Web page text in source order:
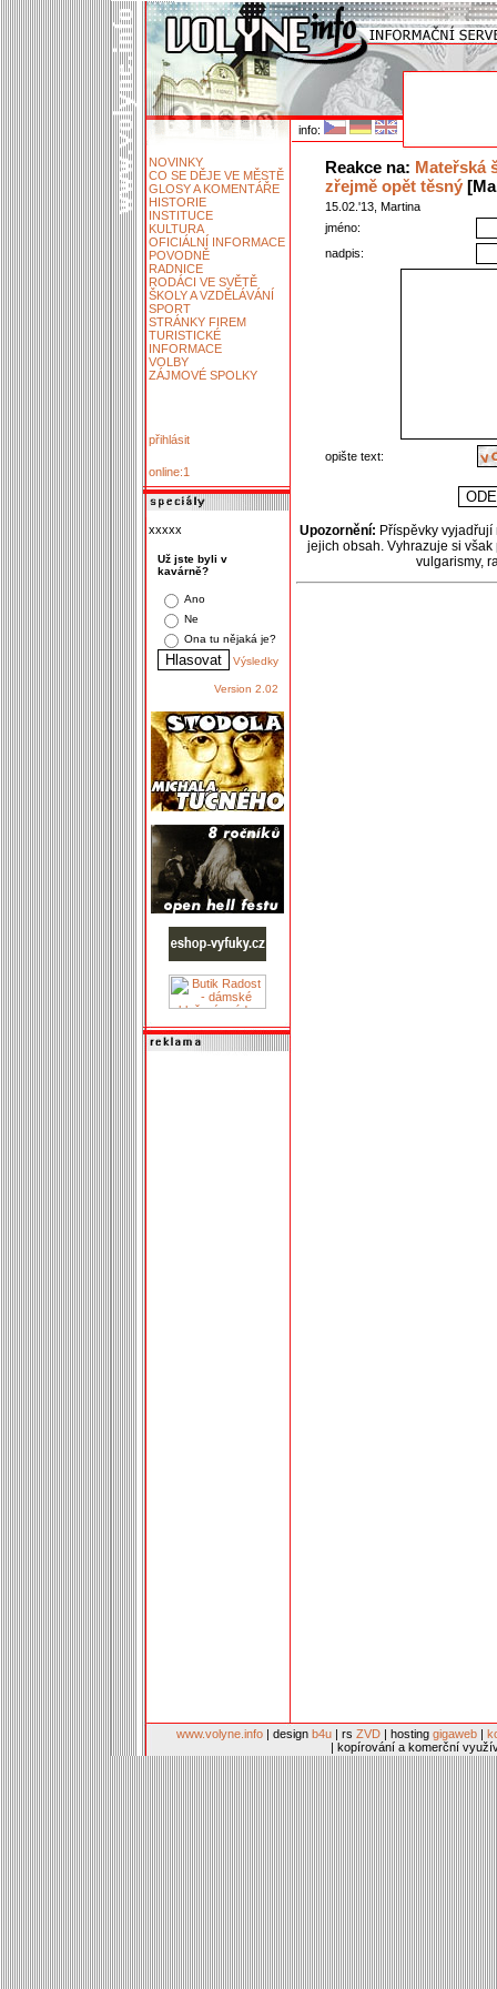
info:
NOVINKY
CO SE DĚJE VE MĚSTĚ
GLOSY A KOMENTÁŘE
HISTORIE
INSTITUCE
KULTURA
OFICIÁLNÍ INFORMACE
POVODNĚ
RADNICE
RODÁCI VE SVĚTĚ
ŠKOLY A VZDĚLÁVÁNÍ
SPORT
STRÁNKY FIREM
TURISTICKÉ
INFORMACE
VOLBY
ZÁJMOVÉ SPOLKY
přihlásit
online:1
xxxxx
Už jste byli v
kavárně?
Ano
Ne
Ona tu nějaká je?
Výsledky
Version 2.02
Reakce na: Mateřská
zřejmě opět těsný
15.02.'13, Martina
jméno:
nadpis:
opište text:
Upozornění: Příspěvky
jejich obsah. Vyhrazuje si
vulgarismy,
www.volyne.info | design b4u | rs ZVD | hosting gigaweb |
| kopírování a komerční